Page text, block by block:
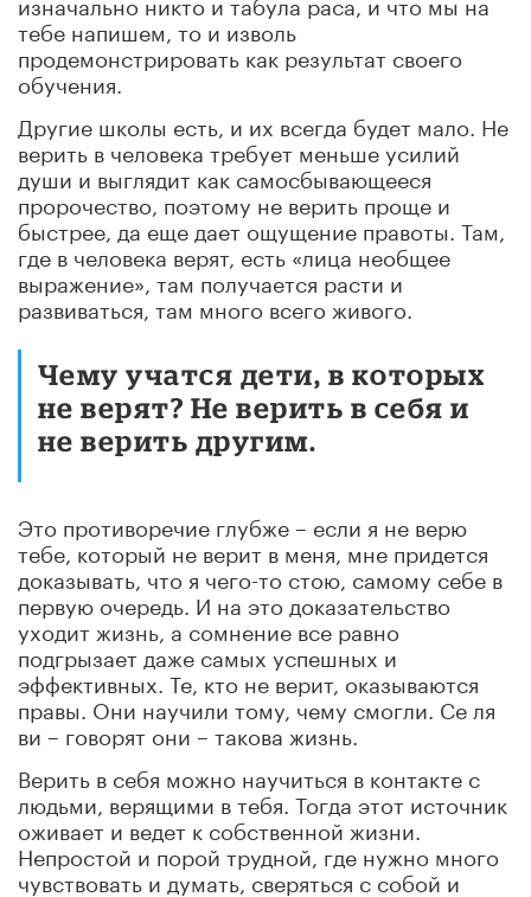
тебе напишем, то и изволь
продемонстрировать как результат своего
обучения.
Другие школы есть, и их всегда будет мало. Не
верить в человека требует меньше усилий
души и выглядит как самосбывающееся
пророчество, поэтому не верить проще и
быстрее, да еще дает ощущение правоты. Там,
где в человека верят, есть «лица необщее
выражение», там получается расти и
развиваться, там много всего живого.
Чему учатся дети, в которых
не верят? Не верить в себя и
не верить другим.
Это противоречие глубже – если я не верю
тебе, который не верит в меня, мне придется
доказывать, что я чего-то стою, самому себе в
первую очередь. И на это доказательство
уходит жизнь, а сомнение все равно
подгрызает даже самых успешных и
эффективных. Те, кто не верит, оказываются
правы. Они научили тому, чему смогли. Се ля
ви – говорят они – такова жизнь.
Верить в себя можно научиться в контакте с
людьми, верящими в тебя. Тогда этот источник
оживает и ведет к собственной жизни.
Непростой и порой трудной, где нужно много
чувствовать и думать, сверяться с собой и